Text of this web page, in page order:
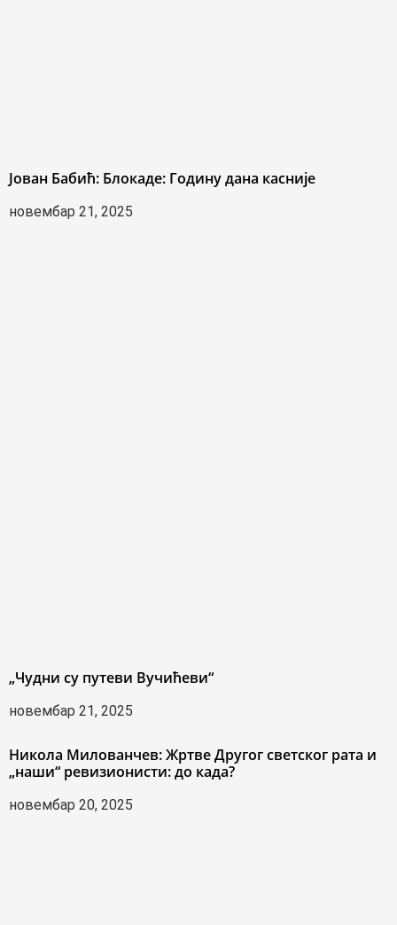
Јован Бабић: Блокаде: Годину дана касније
новембар 21, 2025
„Чудни су путеви Вучићеви“
новембар 21, 2025
Никола Милованчев: Жртве Другог светског рата и
„наши“ ревизионисти: до када?
новембар 20, 2025